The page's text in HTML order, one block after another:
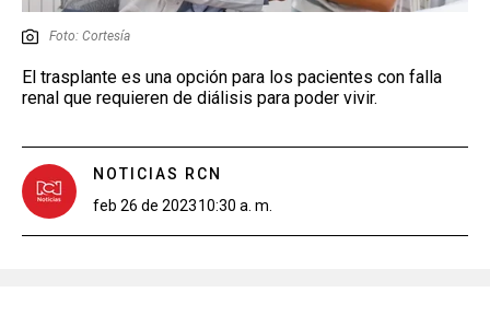
Foto: Cortesía
El trasplante es una opción para los pacientes con falla
renal que requieren de diálisis para poder vivir.
NOTICIAS RCN
feb 26 de 202310:30 a. m.